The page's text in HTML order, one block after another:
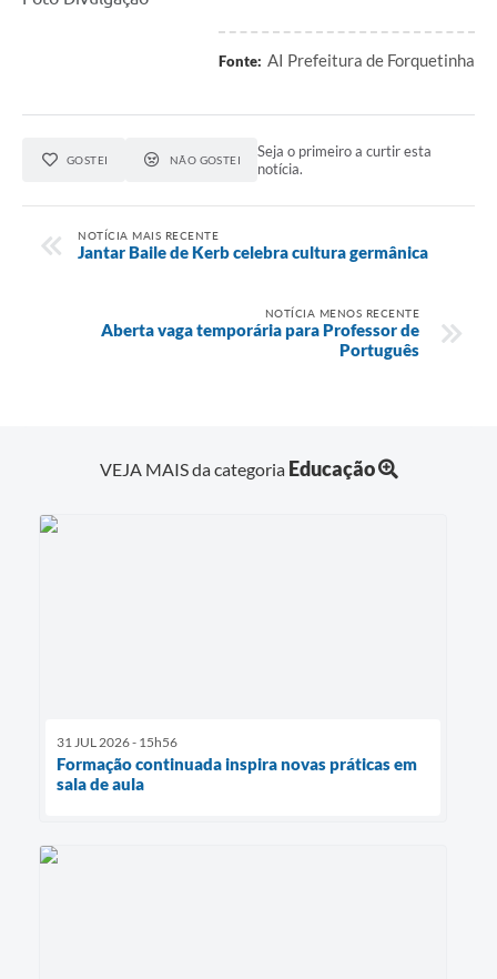
Fonte: AI Prefeitura de Forquetinha
GOSTEI NÃO GOSTEI
Seja o primeiro a curtir esta
notícia.
NOTÍCIA MAIS RECENTE
Jantar Baile de Kerb celebra cultura germânica
NOTÍCIA MENOS RECENTE
Aberta vaga temporária para Professor de
Português
VEJA MAIS da categoria Educação
31 JUL 2026 - 15h56
Formação continuada inspira novas práticas em
sala de aula